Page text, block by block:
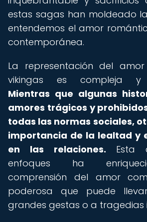
estas sagas han moldeado
entendemos el amor
contemporánea.
La representación del
vikingas es compleja y
Mientras que algunas
amores trágicos y
todas las normas sociales,
importancia de la lealtad y
en las relaciones. Esta
enfoques ha
comprensión del amor
poderosa que puede
grandes gestas o a tragedias